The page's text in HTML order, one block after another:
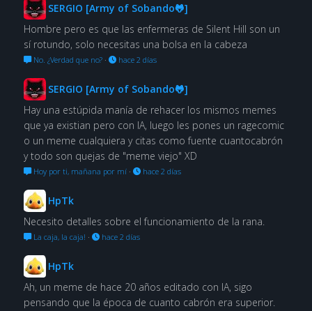
SERGIO [Army of Sobando🐸]
Hombre pero es que las enfermeras de Silent Hill son un
sí rotundo, solo necesitas una bolsa en la cabeza
No. ¿Verdad que no?· hace 2 días
SERGIO [Army of Sobando🐸]
Hay una estúpida manía de rehacer los mismos memes
que ya existian pero con IA, luego les pones un ragecomic
o un meme cualquiera y citas como fuente cuantocabrón
y todo son quejas de "meme viejo" XD
Hoy por ti, mañana por mí· hace 2 días
HpTk
Necesito detalles sobre el funcionamiento de la rana.
La caja, la caja! · hace 2 días
HpTk
Ah, un meme de hace 20 años editado con IA, sigo
pensando que la época de cuanto cabrón era superior.